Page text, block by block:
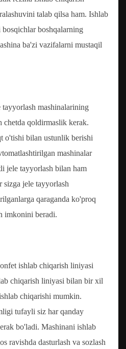
talab qilsa ham. Ishlab
boshqalarning
ba'zi vazifalarni mustaqil
mashinalarining
qoldirmaslik kerak.
o'tishi bilan ustunlik berishi
mashinalar
jele tayyorlash bilan ham
sizga jele tayyorlash
qaraganda ko'proq
imkonini beradi.
ishlab chiqarish liniyasi
chiqarish liniyasi bilan bir xil
chiqarishi mumkin.
tufayli siz har qanday
bo'ladi. Mashinani ishlab
ravishda dasturlash va sozlash